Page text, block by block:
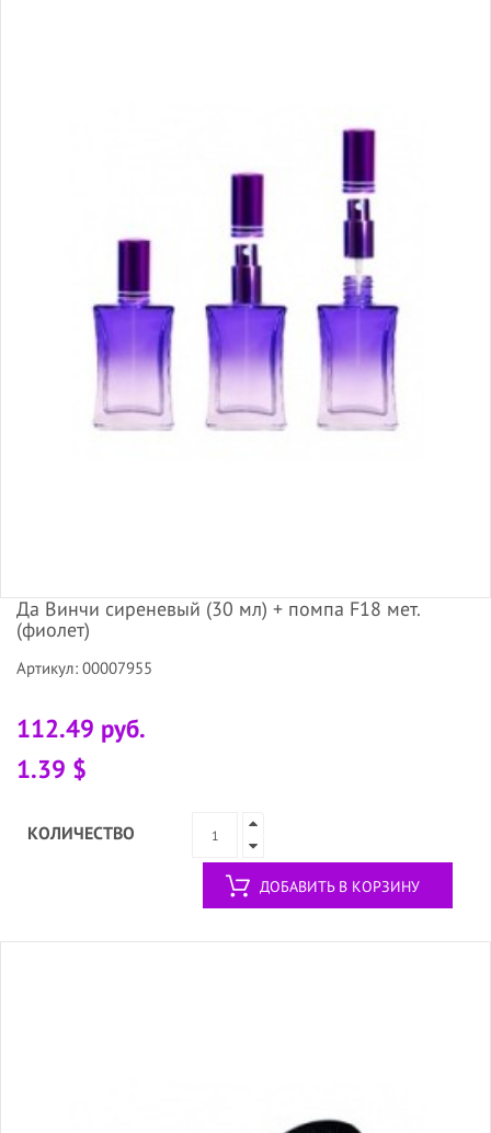
Да Винчи сиреневый (30 мл) + помпа F18 мет.
(фиолет)
Артикул: 00007955
112.49 руб.
1.39 $
КОЛИЧЕСТВО
ДОБАВИТЬ В КОРЗИНУ